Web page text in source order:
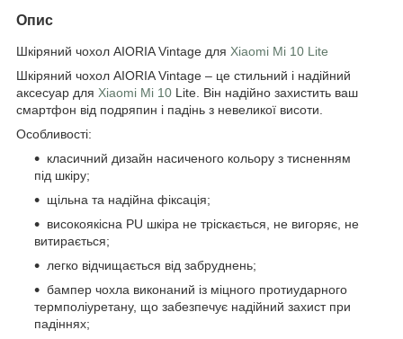
Опис
Шкіряний чохол AIORIA Vintage для Xiaomi Mi 10 Lite
Шкіряний чохол AIORIA Vintage – це стильний і надійний
аксесуар для Xiaomi Mi 10 Lite. Він надійно захистить ваш
смартфон від подряпин і падінь з невеликої висоти.
Особливості:
класичний дизайн насиченого кольору з тисненням
під шкіру;
щільна та надійна фіксація;
високоякісна PU шкіра не тріскається, не вигоряє, не
витирається;
легко відчищається від забруднень;
бампер чохла виконаний із міцного протиударного
термполіуретану, що забезпечує надійний захист при
падіннях;